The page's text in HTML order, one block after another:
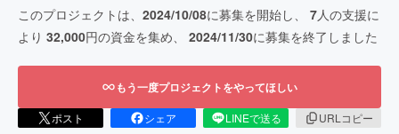
このプロジェクトは、 2024/10/08に募集を開始し、 7人の支援に
より 32,000円の資金を集め、 2024/11/30に募集を終了しました
もう一度プロジェクトをやってほしい
ポスト シェア LINEで送る
URLコピー